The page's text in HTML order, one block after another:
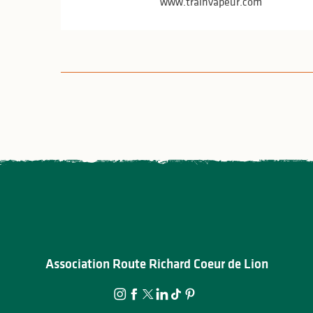
Association Route Richard Coeur de Lion